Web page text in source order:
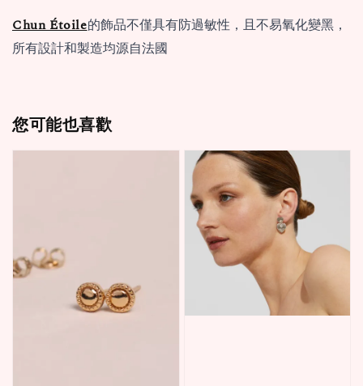
Chun Étoile的飾品不僅具有防過敏性，且不易氧化變黑，
所有設計和製造均源自法國
您可能也喜歡